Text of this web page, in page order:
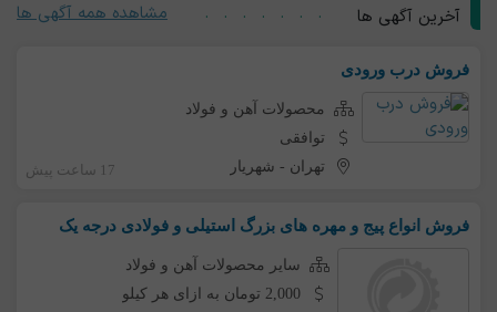
آخرین آگهی ها مشاهده همه آگهی ها
فروش درب ورودی
محصولات آهن و فولاد
توافقی
تهران - شهریار 17 ساعت پیش
فروش انواع پیج و مهره های بزرگ استیلی و فولادی درجه یک
سایر محصولات آهن و فولاد
2,000 تومان به ازای هر کیلو